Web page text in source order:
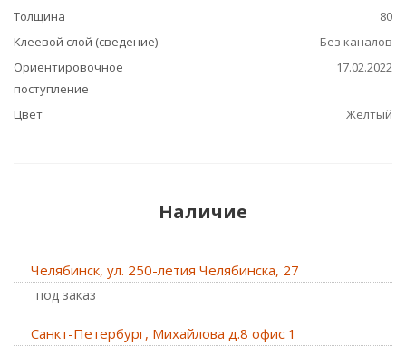
Толщина
80
Клеевой слой (сведение)
Без каналов
Ориентировочное
поступление
17.02.2022
Цвет Жёлтый
Наличие
Челябинск, ул. 250-летия Челябинска, 27
Под заказ
Санкт-Петербург, Михайлова д.8 офис 1